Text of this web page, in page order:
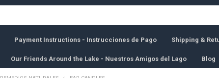
Payment Instructions - Instrucciones de Pago Shipping &
Our Friends Around the Lake - Nuestros Amigos del Lago Blog